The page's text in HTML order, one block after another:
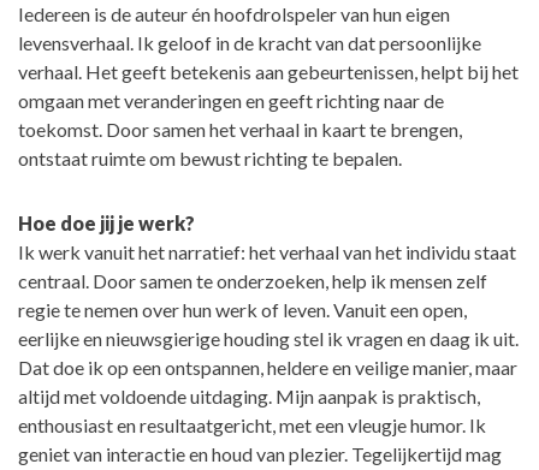
Iedereen is de auteur én hoofdrolspeler van hun eigen
levensverhaal. Ik geloof in de kracht van dat persoonlijke
verhaal. Het geeft betekenis aan gebeurtenissen, helpt bij het
omgaan met veranderingen en geeft richting naar de
toekomst. Door samen het verhaal in kaart te brengen,
ontstaat ruimte om bewust richting te bepalen.
Hoe doe jij je werk?
Ik werk vanuit het narratief: het verhaal van het individu staat
centraal. Door samen te onderzoeken, help ik mensen zelf
regie te nemen over hun werk of leven. Vanuit een open,
eerlijke en nieuwsgierige houding stel ik vragen en daag ik uit.
Dat doe ik op een ontspannen, heldere en veilige manier, maar
altijd met voldoende uitdaging. Mijn aanpak is praktisch,
enthousiast en resultaatgericht, met een vleugje humor. Ik
geniet van interactie en houd van plezier. Tegelijkertijd mag